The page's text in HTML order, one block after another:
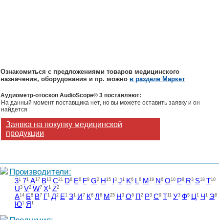
Ознакомиться с предложениями товаров медицинского
назначения, оборудования и пр. можно в разделе Маркет
Аудиометр-отоскоп AudioScope® 3 поставляют:
На данный момент поставщика нет, но вы можете оставить заявку и он
найдется
Заявка на покупку медицинской
продукции
Производители:
31 71 A17 B13 C21 D8 E6 F9 G2 H 15 3 J 1 K6 L6 M 19 N 6 O 10 P8 R3 S18 T10
U3 V2 W7 X1 Z2
А14 Б8 В7 Г1 Д2 Е 1 З1 И 7 К6 Л 6 М 25 Н 3 О8 П 2 Р3 С9 Т11 У3 Ф5 Ц 1 Ч 1 Э6
Ю1 Я 1